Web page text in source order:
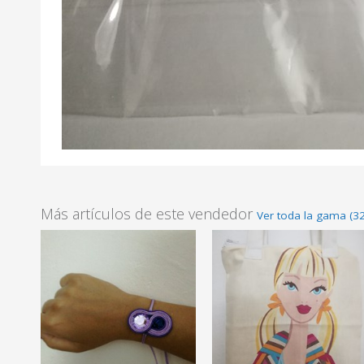
Más artículos de este vendedor Ver toda la gama